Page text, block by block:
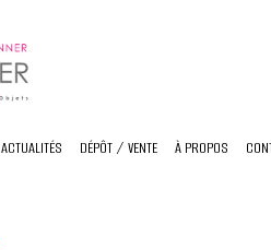
ACTUALITÉS DÉPÔT / VENTE À PROPOS